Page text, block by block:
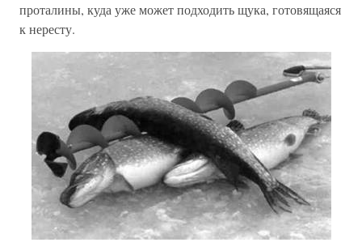
проталины, куда уже может подходить щука, готовящаяся
к нересту.